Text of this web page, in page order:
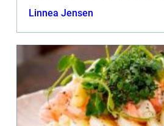
materialer som eksempelvis
Linnea Jensen